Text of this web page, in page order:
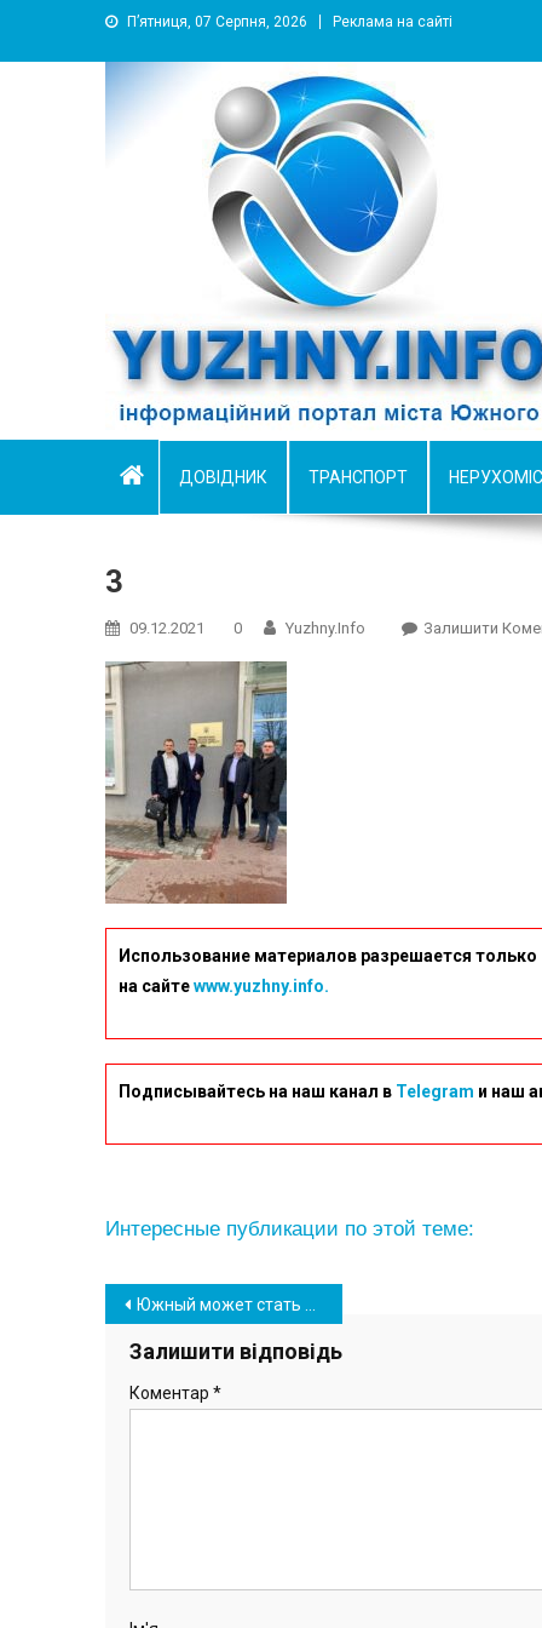
П’ятниця, 07 Серпня, 2026 Реклама на сайті
YUZHNY.INFO
информационный портал города Южный
ДОВІДНИК ТРАНСПОРТ
3
09.12.2021 0 Yuzhny.info Залишити
Использование материалов разрешается
на сайтеwww.yuzhny.info.
Подписывайтесь на наш канал в Telegram и наш
Интересные публикации по этой теме:
Навігація
записів
Южный может стать первым в области по внедрению проекта компании Digitex
Залишити відповідь
Коментар *